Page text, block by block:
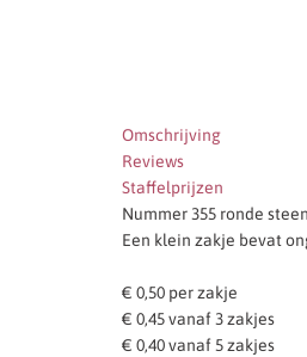
Omschrijving
Reviews
Staffelprijzen
Nummer 355 ronde
Een klein zakje bevat
€ 0,50 per zakje
€ 0,45 vanaf 3 zakjes
€ 0,40 vanaf 5 zakjes